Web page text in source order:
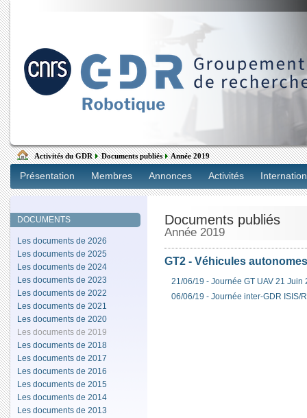
Activités du GDR Documents publiés Année 2019
Présentation Membres Annonces Activités
DOCUMENTS
Les documents de 2026
Les documents de 2025
Les documents de 2024
Les documents de 2023
Les documents de 2022
Les documents de 2021
Les documents de 2020
Les documents de 2019
Les documents de 2018
Les documents de 2017
Les documents de 2016
Les documents de 2015
Les documents de 2014
Les documents de 2013
Documents publiés
Année 2019
GT2 - Véhicules
21/06/19 - Journée GT UAV 21 Juin
06/06/19 - Journée inter-GDR ISIS/